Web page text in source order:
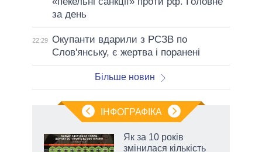
за день
22:29 Окупанти вдарили з РСЗВ по
Слов'янську, є жертва і поранені
Більше новин
ІНФОГРАФІКА
Як за 10 років
змінилася кількість